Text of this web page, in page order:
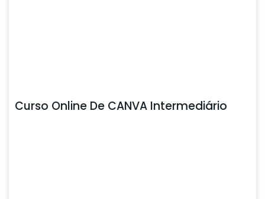
Curso Online De CANVA Intermediário